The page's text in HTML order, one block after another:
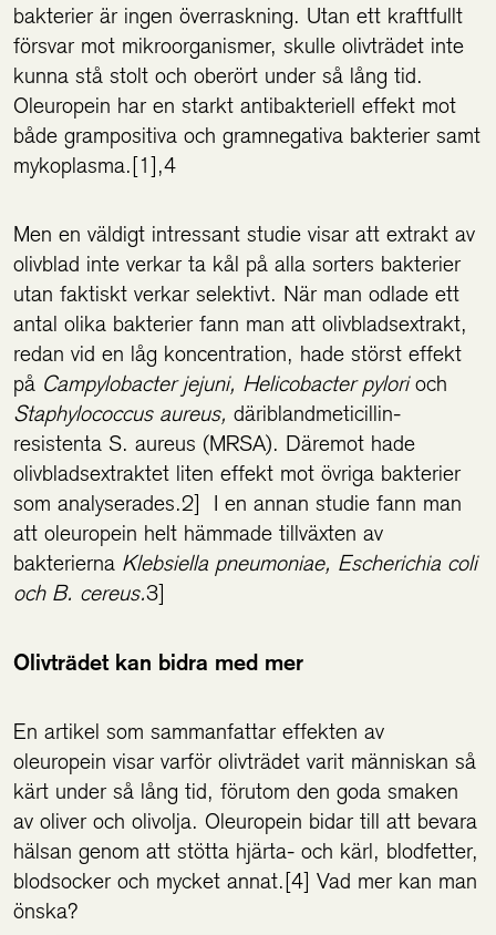
bakterier är ingen överraskning. Utan ett kraftfullt
försvar mot mikroorganismer, skulle olivträdet inte
kunna stå stolt och oberört under så lång tid.
Oleuropein har en starkt antibakteriell effekt mot
både grampositiva och gramnegativa bakterier samt
mykoplasma.[1],4
Men en väldigt intressant studie visar att extrakt av
olivblad inte verkar ta kål på alla sorters bakterier
utan faktiskt verkar selektivt. När man odlade ett
antal olika bakterier fann man att olivbladsextrakt,
redan vid en låg koncentration, hade störst effekt
på Campylobacter jejuni, Helicobacter pylorioch
Staphylococcus aureus, däriblandmeticillin-
resistenta S. aureus (MRSA). Däremot hade
olivbladsextraktet liten effekt mot övriga bakterier
som analyserades.2] I en annan studie fann man
att oleuropein helt hämmade tillväxten av
bakterierna Klebsiella pneumoniae, Escherichia coli
och B. cereus.3]
Olivträdet kan bidra med mer
En artikel som sammanfattar effekten av
oleuropein visar varför olivträdet varit människan så
kärt under så lång tid, förutom den goda smaken
av oliver och olivolja. Oleuropein bidar till att bevara
hälsan genom att stötta hjärta- och kärl, blodfetter,
blodsocker och mycket annat.[4] Vad mer kan man
önska?